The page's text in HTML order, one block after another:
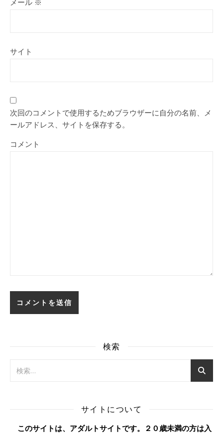
メール ※
サイト
次回のコメントで使用するためブラウザーに自分の名前、メ
ールアドレス、サイトを保存する。
コメント
検索
サイトについて
このサイトは、アダルトサイトです。２０歳未満の方は入